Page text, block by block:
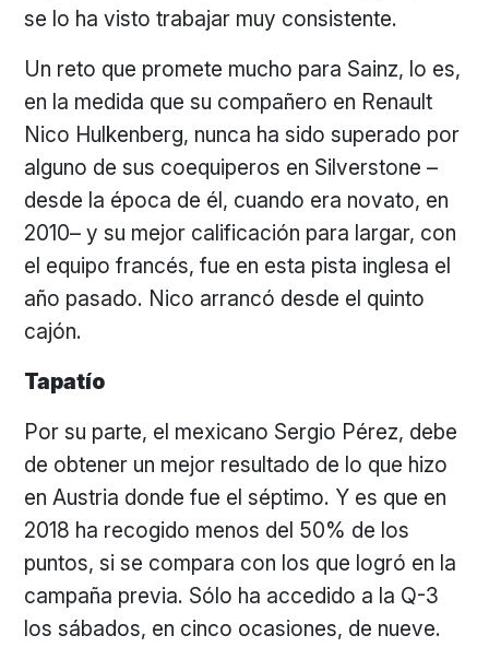
se lo ha visto trabajar muy consistente.
Un reto que promete mucho para Sainz, lo es,
en la medida que su compañero en Renault
Nico Hulkenberg, nunca ha sido superado por
alguno de sus coequiperos en Silverstone –
desde la época de él, cuando era novato, en
2010– y su mejor calificación para largar, con
el equipo francés, fue en esta pista inglesa el
año pasado. Nico arrancó desde el quinto
cajón.
Tapatío
Por su parte, el mexicano Sergio Pérez, debe
de obtener un mejor resultado de lo que hizo
en Austria donde fue el séptimo. Y es que en
2018 ha recogido menos del 50% de los
puntos, si se compara con los que logró en la
campaña previa. Sólo ha accedido a la Q-3
los sábados, en cinco ocasiones, de nueve.